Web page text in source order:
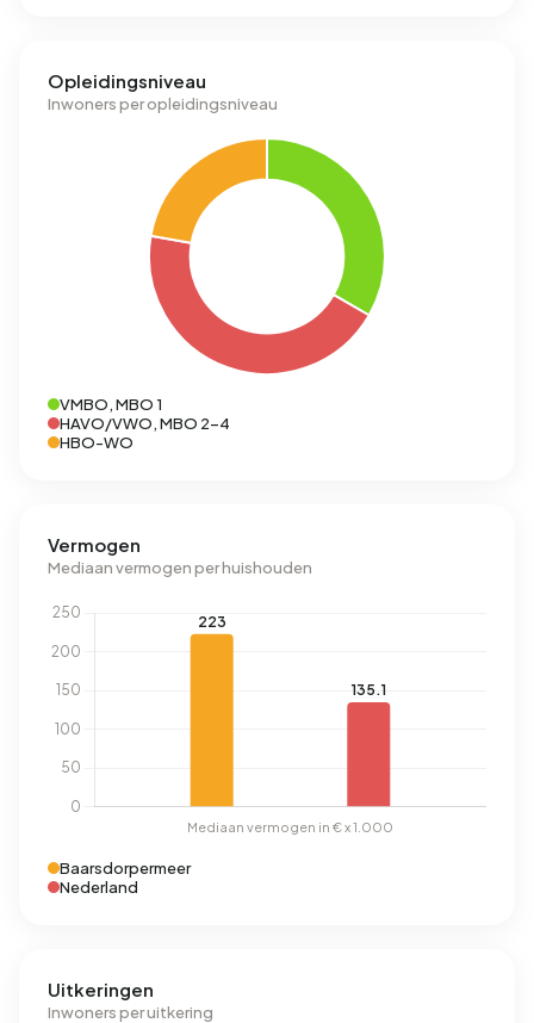
Opleidingsniveau
Inwoners per opleidingsniveau
VMBO, MBO 1
HAVO/VWO, MBO 2-4
HBO-WO
Vermogen
Mediaan vermogen per huishouden
Baarsdorpermeer
Nederland
Uitkeringen
Inwoners per uitkering